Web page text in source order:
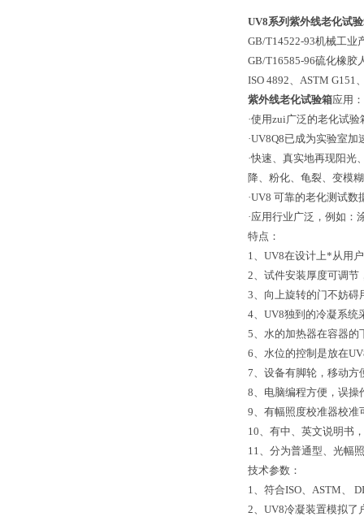
UV8系列紫外线老化试
GB/T14522-93机械工业
GB/T16585-96硫化橡胶
ISO 4892、ASTM G151
紫外线老化试验箱应用：
·使用zui广泛的老化试
·UV8Q8已成为实验室
·快速、真实地再现阳光
降、粉化、龟裂、变模
·UV8 可靠的老化测试
·应用行业广泛，例如：
特点：
1、UV8在设计上*从用
2、试件安装厚度可调节
3、向上旋转的门不妨
4、UV8独到的冷凝系
5、水的加热器在容器
6、水位的控制是放在
7、设备有脚轮，移动
8、电脑编程方便，误
9、有幅照度校准器校
10、有中、英文说明书
11、分为普通型、光幅
技术参数：
1、符合ISO、ASTM、
2、UV8冷凝装置模拟了